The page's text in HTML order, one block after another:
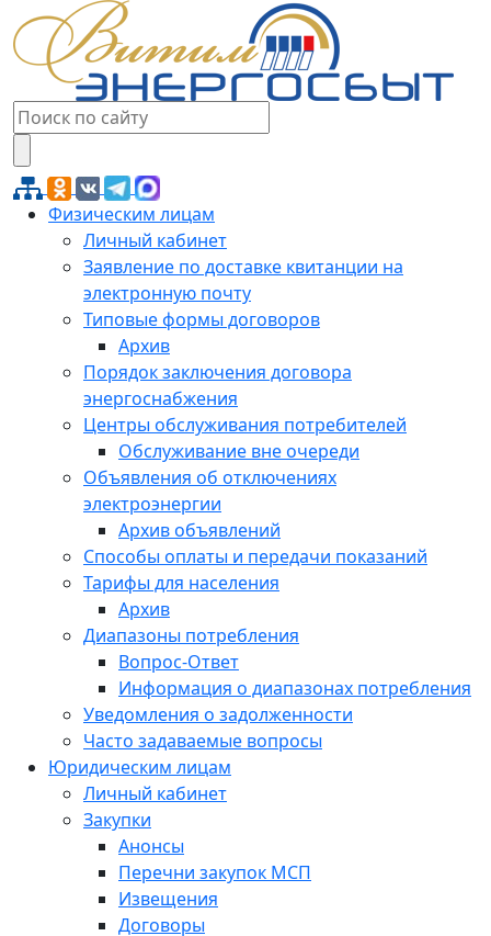
Физическим лицам
Личный кабинет
Заявление по доставке квитанции на
электронную почту
Типовые формы договоров
Архив
Порядок заключения договора
энергоснабжения
Центры обслуживания потребителей
Обслуживание вне очереди
Объявления об отключениях
электроэнергии
Архив объявлений
Способы оплаты и передачи показаний
Тарифы для населения
Архив
Диапазоны потребления
Вопрос-Ответ
Информация о диапазонах потребления
Уведомления о задолженности
Часто задаваемые вопросы
Юридическим лицам
Личный кабинет
Закупки
Анонсы
Перечни закупок МСП
Извещения
Договоры